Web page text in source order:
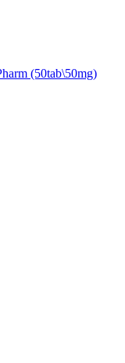
(50tab\50mg)